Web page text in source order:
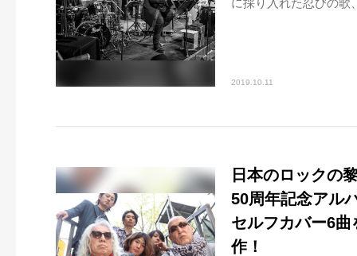
に採り入れた忍びの歌
2019.10.11
日本のロックの
50周年記念アル
セルフカバー6
作！